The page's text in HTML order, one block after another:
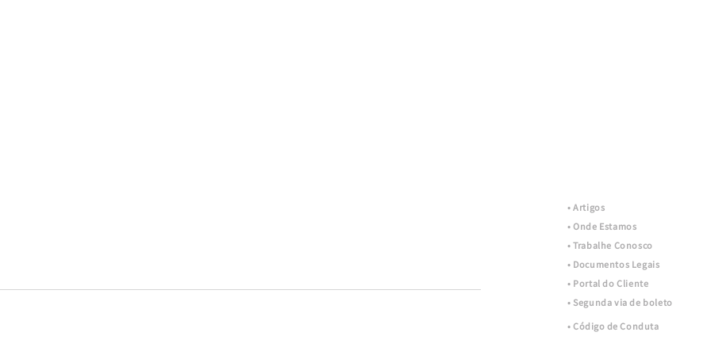
• Artigos
• Onde Estamos
• Trabalhe Conosco
• Documentos Legais
• Portal do Cliente
• Segunda via de boleto
• Código de Conduta